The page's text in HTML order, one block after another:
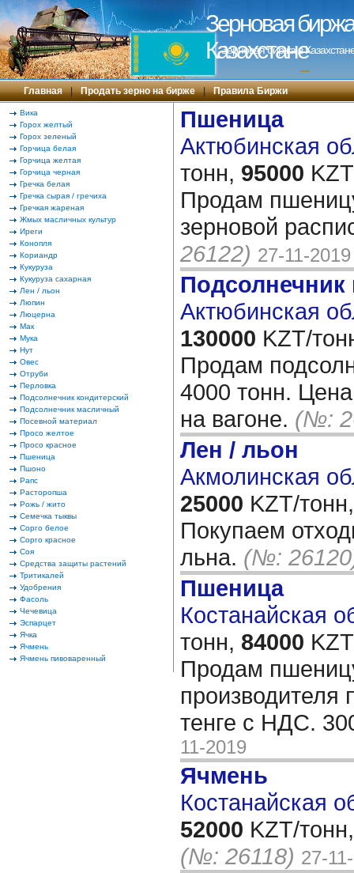
Зерновая
Казахстане
Зерновая биржа в
---
Главная | Продать зерно на бирже | Правила Биржи
Вика
Горох желтый
Горох зеленый
Горчица белая
Горчица желтая
Горчица черная
Гречка белая
Гречка сырая / гречиха
Гречкая жареная
Жмых масличных культур
Иреги
Конопля
Кориандр
Кукуруза
Кукуруза сахарная
Лен / льон
Люпин
Люцерна
Мак
Мука
Нут
Овес
Отруби
Перловка
Подсолнечник кондитерский
Подсолнечник масличный
Посевной материал
Просо желтое
Просо красное
Пшеница
Пшоно
Рапс
Расторопша
Рожь / жито
Семечка тыквы
Сорго белое
Сорго красное
Соя
Средства защиты растений
Тритикалей
Удобрения
Фасоль
Чечевица
Эспарцет
Ячка
Ячмень
Ячмень пивоваренный
Пшеница
Актюбинская
тонн, 95000
Продам
зерновой
26122) 27-11-2019
Актюбинская
130000 KZT/
Продам
4000 тонн.
на вагоне. (№:
Лен / льон
Акмолинская
25000 KZT/тонн,
Покупаем
льна. (№:
Пшеница
Костанайская
тонн, 84000
Продам
производителя
тенге с НДС.
11-2019
Ячмень
Костанайская
52000 KZT/тонн,
(№: 26118) 27-